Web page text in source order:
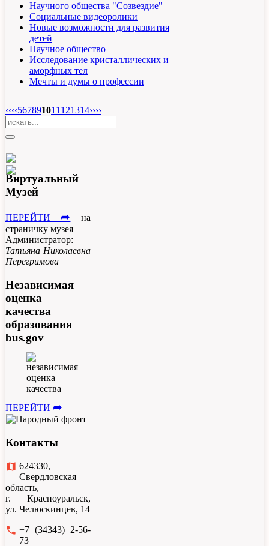
Научного общества "Созвездие"
Социальные видеоролики
Новые возможности для развития
детей
Научное общество
Исследование кристаллических и
аморфных тел
Мечты и думы о профессии
‹‹‹‹567891011 121314››››
Виртуальный
Музей
ПЕРЕЙТИ ➦ на
страничку музея
Администратор:
Татьяна Николаевна
Перегримова
Независимая
оценка
качества
образования
bus.gov
ПЕРЕЙТИ ➦
Контакты
map 624330,
Свердловская
область,
г. Красноуральск,
ул. Челюскинцев, 14
local_phone +7 (34343) 2-56-
73